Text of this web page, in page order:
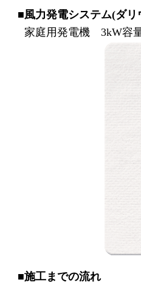
■風力発電システム(ダリ
家庭用発電機 3kW容
■施工までの流れ